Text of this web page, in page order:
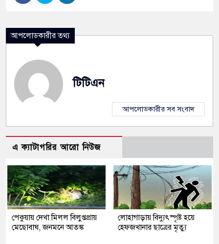
আপলোডকারীর তথ্য
টিটিএন
আপলোডকারীর সব সংবাদ
এ ক্যাটাগরির আরো নিউজ
পেকুয়ায় দেখা মিলল বিলুপ্তপ্রায়
মেছোবাঘ, জনমনে আতঙ্ক
লোহাগাড়ায় বিদ্যুৎস্পৃষ্ট হয়ে
হেফজখানার ছাত্রের মৃত্যু